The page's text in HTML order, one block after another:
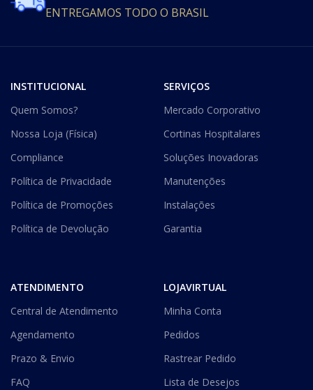
ENTREGAMOS TODO O BRASIL
INSTITUCIONAL
Quem Somos?
Nossa Loja (Física)
Compliance
Política de Privacidade
Política de Promoções
Política de Devolução
SERVIÇOS
Mercado Corporativo
Cortinas Hospitalares
Soluções Inovadoras
Manutenções
Instalações
Garantia
ATENDIMENTO
Central de Atendimento
Agendamento
Prazo & Envio
FAQ
LOJAVIRTUAL
Minha Conta
Pedidos
Rastrear Pedido
Lista de Desejos